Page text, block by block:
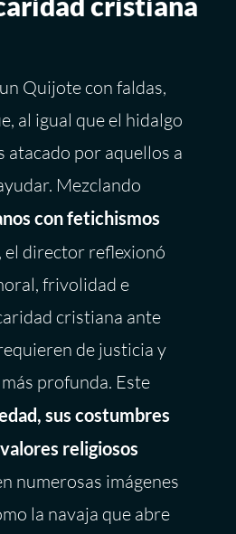
Quijote con faldas,
al igual que el hidalgo
atacado por aquellos a
Mezclando
con fetichismos
, el director reflexionó
frivolidad e
cristiana ante
de justicia y
profunda. Este
sus costumbres
religiosos
numerosas imágenes
la navaja que abre